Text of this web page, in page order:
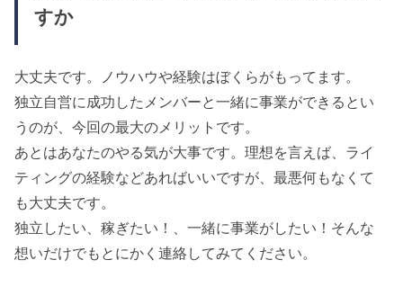
すか
大丈夫です。ノウハウや経験はぼくらがもってます。
独立自営に成功したメンバーと一緒に事業ができるとい
うのが、今回の最大のメリットです。
あとはあなたのやる気が大事です。理想を言えば、ライ
ティングの経験などあればいいですが、最悪何もなくて
も大丈夫です。
独立したい、稼ぎたい！、一緒に事業がしたい！そんな
想いだけでもとにかく連絡してみてください。